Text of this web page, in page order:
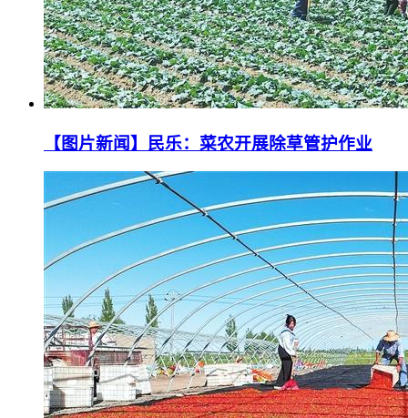
【图片新闻】民乐：菜农开展除草管护作业